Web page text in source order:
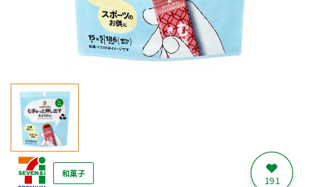
和菓子 191